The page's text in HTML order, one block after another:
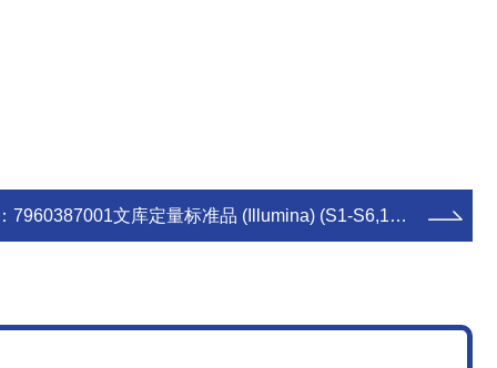
7960387001文库定量标准品 (Illumina) (S1-S6,120反应